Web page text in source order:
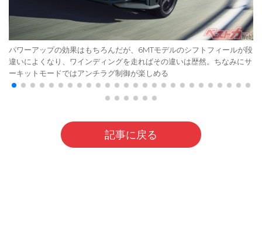
パワーアップの効果はもちろんだが、6MTモデルのシフトフィールが段
違いによくなり、ワインディングを走ればその違いは歴然。ちなみにサ
ーキットモードではアンチラグ制御が楽しめる
記事に戻る